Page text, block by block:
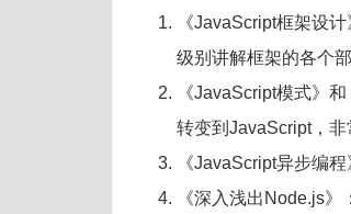
《JavaScript框架设
级别讲解框架的各个
《JavaScript模式》
转变到JavaScript，非
《JavaScript异步编
《深入浅出Node.js